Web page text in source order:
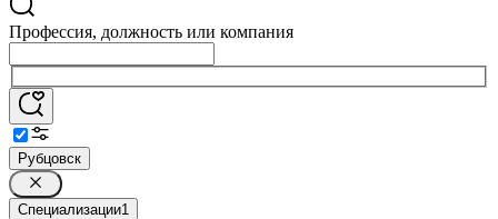
Профессия, должность или компания
Рубцовск
Специализации1